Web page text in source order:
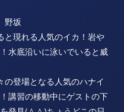
野坂
現れる人気のイカ！岩や
水底沿いに泳いでいると威
の登場となる人気のハナイ
講習の移動中にゲストの下